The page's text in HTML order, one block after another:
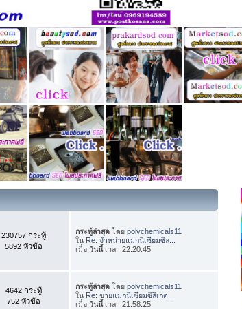
230757 กระทู้
5892 หัวข้อ
กระทู้ล่าสุด โดยpolychemicals11
ใน Re: จำหน่ายแมกนีเซียมซิล...
เมื่อวันนี้เวลา 22:20:45
4642 กระทู้
752 หัวข้อ
กระทู้ล่าสุด โดยpolychemicals11
ใน Re: ขายแมกนีเซียมซิลิเกต...
เมื่อวันนี้เวลา 21:58:25